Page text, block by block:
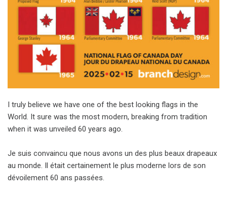
I truly believe we have one of the best looking flags in the
World. It sure was the most modern, breaking from tradition
when it was unveiled 60 years ago.
Je suis convaincu que nous avons un des plus beaux drapeaux
au monde. Il était certainement le plus moderne lors de son
dévoilement 60 ans passées.